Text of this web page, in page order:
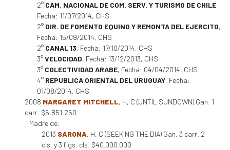
2° CAM. NACIONAL DE COM. SERV. Y TURISMO DE CHILE,
Fecha: 11/07/2014, CHS
2° DIR. DE FOMENTO EQUINO Y REMONTA DEL EJERCITO,
Fecha: 15/09/2014, CHS
2° CANAL 13, Fecha: 17/10/2014, CHS
3°VELOCIDAD, Fecha: 13/12/2013, CHS
3° COLECTIVIDAD ARABE, Fecha: 04/04/2014, CHS
4° REPUBLICA ORIENTAL DEL URUGUAY, Fecha:
01/08/2014, CHS
2008 MARGARET MITCHELL, H, C (UNTIL SUNDOWN) Gan. 1
carr. $6.851.250
Madre de:
2013 SARONA, H, C (SEEKING THE DIA) Gan. 3 carr. 2
cls. y 3 figs. cls. $40.000.000